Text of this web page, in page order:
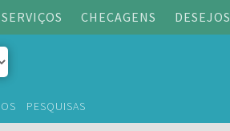
SERVIÇOS CHECAGENS DESEJOS
PESQUISAS